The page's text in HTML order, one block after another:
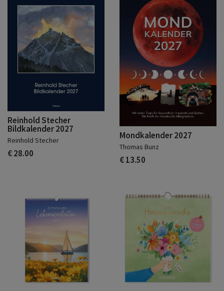
Reinhold Stecher
Bildkalender 2027
Reinhold Stecher
€ 28.00
Mondkalender 2027
Thomas Bunz
€ 13.50